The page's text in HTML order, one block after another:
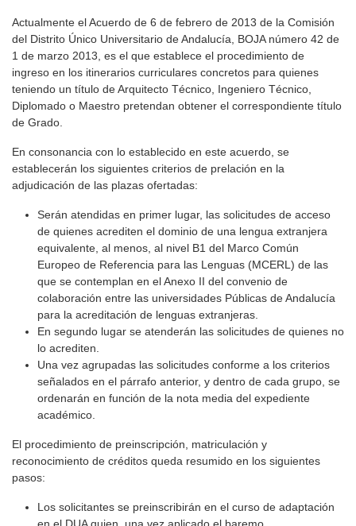
Actualmente el Acuerdo de 6 de febrero de 2013 de la Comisión
del Distrito Único Universitario de Andalucía, BOJA número 42 de
1 de marzo 2013, es el que establece el procedimiento de
ingreso en los itinerarios curriculares concretos para quienes
teniendo un título de Arquitecto Técnico, Ingeniero Técnico,
Diplomado o Maestro pretendan obtener el correspondiente título
de Grado.
En consonancia con lo establecido en este acuerdo, se
establecerán los siguientes criterios de prelación en la
adjudicación de las plazas ofertadas:
Serán atendidas en primer lugar, las solicitudes de acceso
de quienes acrediten el dominio de una lengua extranjera
equivalente, al menos, al nivel B1 del Marco Común
Europeo de Referencia para las Lenguas (MCERL) de las
que se contemplan en el Anexo II del convenio de
colaboración entre las universidades Públicas de Andalucía
para la acreditación de lenguas extranjeras.
En segundo lugar se atenderán las solicitudes de quienes no
lo acrediten.
Una vez agrupadas las solicitudes conforme a los criterios
señalados en el párrafo anterior, y dentro de cada grupo, se
ordenarán en función de la nota media del expediente
académico.
El procedimiento de preinscripción, matriculación y
reconocimiento de créditos queda resumido en los siguientes
pasos:
Los solicitantes se preinscribirán en el curso de adaptación